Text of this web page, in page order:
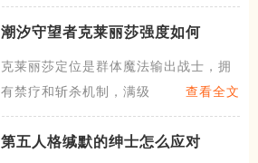
潮汐守望者克莱丽莎强度如何
克莱丽莎定位是群体魔法输出战士，拥
有禁疗和斩杀机制，满级攻击
查看全文
第五人格缄默的绅士怎么应对